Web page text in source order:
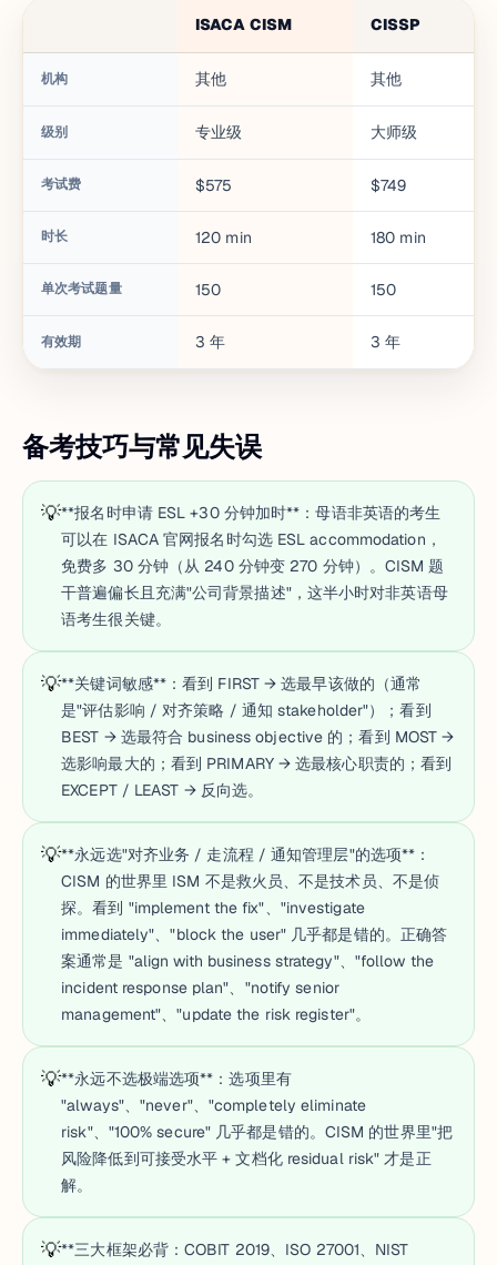
ISACA CISM CISSP
机构 其他 其他
级别 专业级 大师级
考试费 $575 $749
时长 120 min 180 min
单次考试题量 150 150
有效期 3 年 3 年
备考技巧与常见失误
💡**报名时申请 ESL +30 分钟加时**：母语非英语的考生
可以在 ISACA 官网报名时勾选 ESL accommodation，
免费多 30 分钟（从 240 分钟变 270 分钟）。CISM 题
干普遍偏长且充满"公司背景描述"，这半小时对非英语母
语考生很关键。
💡**关键词敏感**：看到 FIRST → 选最早该做的（通常
是"评估影响 / 对齐策略 / 通知 stakeholder"）；看到
BEST → 选最符合 business objective 的；看到 MOST →
选影响最大的；看到 PRIMARY → 选最核心职责的；看到
EXCEPT / LEAST → 反向选。
💡**永远选"对齐业务 / 走流程 / 通知管理层"的选项**：
CISM 的世界里 ISM 不是救火员、不是技术员、不是侦
探。看到 "implement the fix"、"investigate
immediately"、"block the user" 几乎都是错的。正确答
案通常是 "align with business strategy"、"follow the
incident response plan"、"notify senior
management"、"update the risk register"。
💡**永远不选极端选项**：选项里有
"always"、"never"、"completely eliminate
risk"、"100% secure" 几乎都是错的。CISM 的世界里"把
风险降低到可接受水平 + 文档化 residual risk" 才是正
解。
💡**三大框架必背：COBIT 2019、ISO 27001、NIST